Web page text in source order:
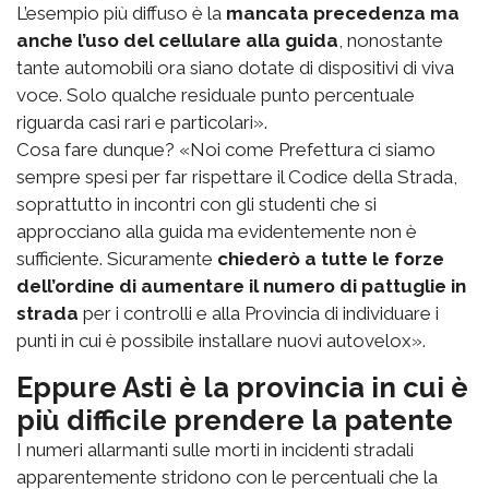
L’esempio più diffuso è la mancata precedenza ma
anche l’uso del cellulare alla guida , nonostante
tante automobili ora siano dotate di dispositivi di viva
voce. Solo qualche residuale punto percentuale
riguarda casi rari e particolari».
Cosa fare dunque? «Noi come Prefettura ci siamo
sempre spesi per far rispettare il Codice della Strada,
soprattutto in incontri con gli studenti che si
approcciano alla guida ma evidentemente non è
sufficiente. Sicuramente chiederò a tutte le forze
dell’ordine di aumentare il numero di pattuglie in
strada per i controlli e alla Provincia di individuare i
punti in cui è possibile installare nuovi autovelox».
Eppure Asti è la provincia in cui è
più difficile prendere la patente
I numeri allarmanti sulle morti in incidenti stradali
apparentemente stridono con le percentuali che la